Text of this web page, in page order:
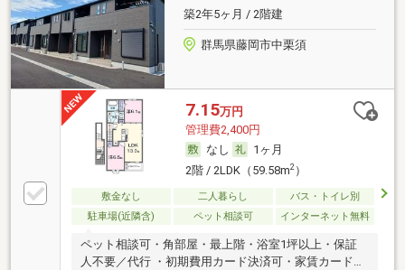
築2年5ヶ月 / 2階建
群馬県藤岡市中栗須
7.15万円
管理費2,400円
なし
1ヶ月
2階 / 2LDK（59.58m2）
敷金なし 二人暮らし
バス・トイレ別
駐車場(近隣含)
ペット相談可 インターネット無料
ペット相談可・角部屋・最上階・浴室1坪以上・保証
人不要／代行 ・初期費用カード決済可・家賃カード決